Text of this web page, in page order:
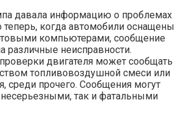
давала информацию о проблемах
когда автомобили оснащены
компьютерами, сообщение
различные неисправности.
двигателя может сообщать
топливовоздушной смеси или
среди прочего. Сообщения могут
так и фатальными